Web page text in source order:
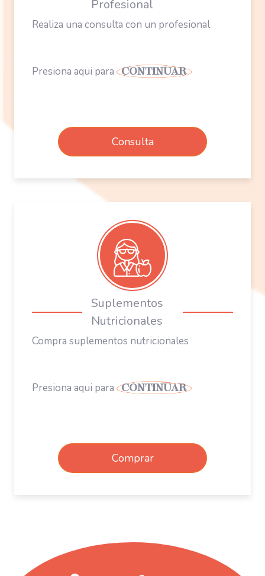
Realiza una consulta con un profesional
Presiona aqui para CONTINUAR
Consulta
Compra suplementos nutricionales
Presiona aqui para CONTINUAR
Comprar